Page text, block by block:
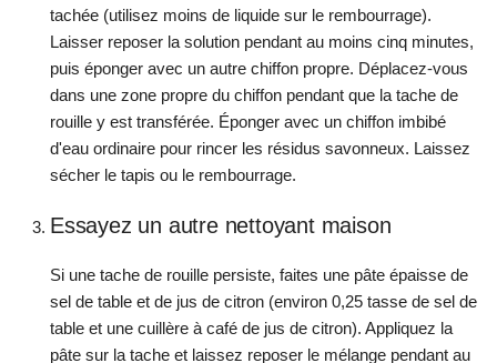
tachée (utilisez moins de liquide sur le rembourrage).
Laisser reposer la solution pendant au moins cinq minutes,
puis éponger avec un autre chiffon propre. Déplacez-vous
dans une zone propre du chiffon pendant que la tache de
rouille y est transférée. Éponger avec un chiffon imbibé
d'eau ordinaire pour rincer les résidus savonneux. Laissez
sécher le tapis ou le rembourrage.
Essayez un autre nettoyant maison
Si une tache de rouille persiste, faites une pâte épaisse de
sel de table et de jus de citron (environ 0,25 tasse de sel de
table et une cuillère à café de jus de citron). Appliquez la
pâte sur la tache et laissez reposer le mélange pendant au